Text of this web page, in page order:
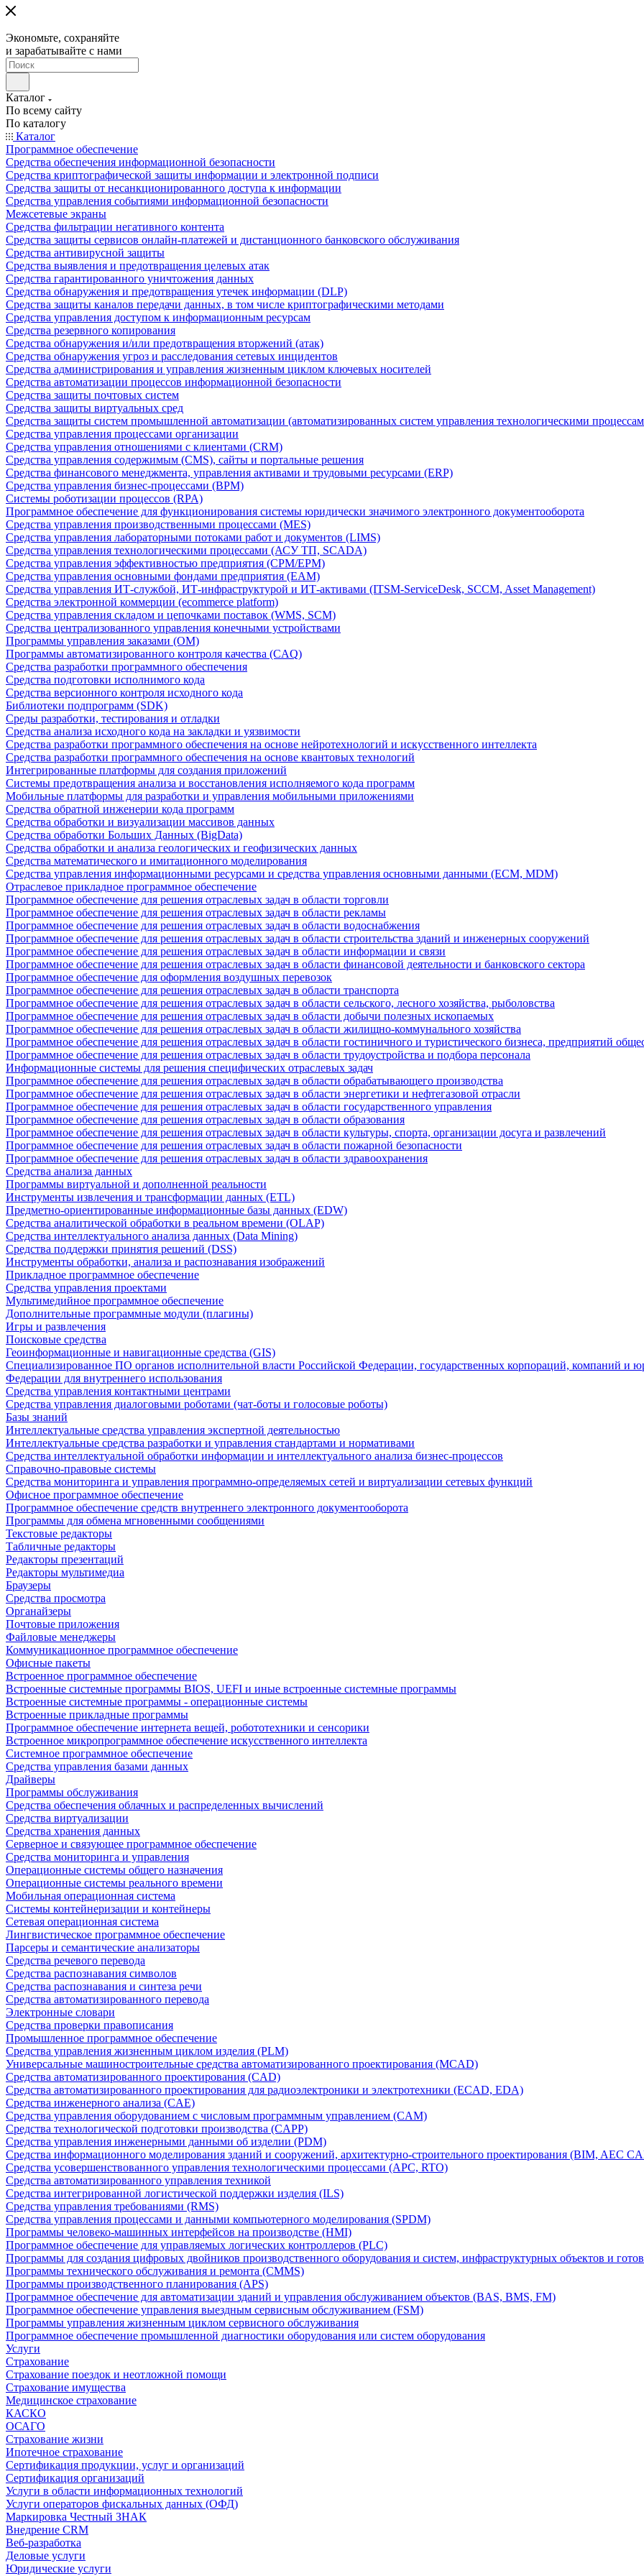
Экономьте, сохраняйте
и зарабатывайте с нами
Каталог
По всему сайту
По каталогу
Каталог
Программное обеспечение
Средства обеспечения информационной безопасности
Средства криптографической защиты информации и электронной подписи
Средства защиты от несанкционированного доступа к информации
Средства управления событиями информационной безопасности
Межсетевые экраны
Средства фильтрации негативного контента
Средства защиты сервисов онлайн-платежей и дистанционного банковского обслуживания
Средства антивирусной защиты
Средства выявления и предотвращения целевых атак
Средства гарантированного уничтожения данных
Средства обнаружения и предотвращения утечек информации (DLP)
Средства защиты каналов передачи данных, в том числе криптографическими методами
Средства управления доступом к информационным ресурсам
Средства резервного копирования
Средства обнаружения и/или предотвращения вторжений (атак)
Средства обнаружения угроз и расследования сетевых инцидентов
Средства администрирования и управления жизненным циклом ключевых носителей
Средства автоматизации процессов информационной безопасности
Средства защиты почтовых систем
Средства защиты виртуальных сред
Средства защиты систем промышленной автоматизации (автоматизированных систем управления технологическими
Средства управления процессами организации
Средства управления отношениями с клиентами (CRM)
Средства управления содержимым (CMS), сайты и портальные решения
Средства финансового менеджмента, управления активами и трудовыми ресурсами (ERP)
Средства управления бизнес-процессами (BPM)
Системы роботизации процессов (RPA)
Программное обеспечение для функционирования системы юридически значимого электронного документооборота
Средства управления производственными процессами (MES)
Средства управления лабораторными потоками работ и документов (LIMS)
Средства управления технологическими процессами (АСУ ТП, SCADA)
Средства управления эффективностью предприятия (CPM/EPM)
Средства управления основными фондами предприятия (EAM)
Средства управления ИТ-службой, ИТ-инфраструктурой и ИТ-активами (ITSM-ServiceDesk, SCCM, Asset Management)
Средства электронной коммерции (ecommerce platform)
Средства управления складом и цепочками поставок (WMS, SCM)
Средства централизованного управления конечными устройствами
Программы управления заказами (OM)
Программы автоматизированного контроля качества (CAQ)
Средства разработки программного обеспечения
Средства подготовки исполнимого кода
Средства версионного контроля исходного кода
Библиотеки подпрограмм (SDK)
Среды разработки, тестирования и отладки
Средства анализа исходного кода на закладки и уязвимости
Средства разработки программного обеспечения на основе нейротехнологий и искусственного интеллекта
Средства разработки программного обеспечения на основе квантовых технологий
Интегрированные платформы для создания приложений
Системы предотвращения анализа и восстановления исполняемого кода программ
Мобильные платформы для разработки и управления мобильными приложениями
Средства обратной инженерии кода программ
Средства обработки и визуализации массивов данных
Средства обработки Больших Данных (BigData)
Средства обработки и анализа геологических и геофизических данных
Средства математического и имитационного моделирования
Средства управления информационными ресурсами и средства управления основными данными (ECM, MDM)
Отраслевое прикладное программное обеспечение
Программное обеспечение для решения отраслевых задач в области торговли
Программное обеспечение для решения отраслевых задач в области рекламы
Программное обеспечение для решения отраслевых задач в области водоснабжения
Программное обеспечение для решения отраслевых задач в области строительства зданий и инженерных сооружений
Программное обеспечение для решения отраслевых задач в области информации и связи
Программное обеспечение для решения отраслевых задач в области финансовой деятельности и банковского сектора
Программное обеспечение для оформления воздушных перевозок
Программное обеспечение для решения отраслевых задач в области транспорта
Программное обеспечение для решения отраслевых задач в области сельского, лесного хозяйства, рыболовства
Программное обеспечение для решения отраслевых задач в области добычи полезных ископаемых
Программное обеспечение для решения отраслевых задач в области жилищно-коммунального хозяйства
Программное обеспечение для решения отраслевых задач в области гостиничного и туристического бизнеса, предприятий
Программное обеспечение для решения отраслевых задач в области трудоустройства и подбора персонала
Информационные системы для решения специфических отраслевых задач
Программное обеспечение для решения отраслевых задач в области обрабатывающего производства
Программное обеспечение для решения отраслевых задач в области энергетики и нефтегазовой отрасли
Программное обеспечение для решения отраслевых задач в области государственного управления
Программное обеспечение для решения отраслевых задач в области образования
Программное обеспечение для решения отраслевых задач в области культуры, спорта, организации досуга и развлечений
Программное обеспечение для решения отраслевых задач в области пожарной безопасности
Программное обеспечение для решения отраслевых задач в области здравоохранения
Средства анализа данных
Программы виртуальной и дополненной реальности
Инструменты извлечения и трансформации данных (ETL)
Предметно-ориентированные информационные базы данных (EDW)
Средства аналитической обработки в реальном времени (OLAP)
Средства интеллектуального анализа данных (Data Mining)
Средства поддержки принятия решений (DSS)
Инструменты обработки, анализа и распознавания изображений
Прикладное программное обеспечение
Средства управления проектами
Мультимедийное программное обеспечение
Дополнительные программные модули (плагины)
Игры и развлечения
Поисковые средства
Геоинформационные и навигационные средства (GIS)
Специализированное ПО органов исполнительной власти Российской Федерации, государственных корпораций, компаний и
Федерации для внутреннего использования
Средства управления контактными центрами
Средства управления диалоговыми роботами (чат-боты и голосовые роботы)
Базы знаний
Интеллектуальные средства управления экспертной деятельностью
Интеллектуальные средства разработки и управления стандартами и нормативами
Средства интеллектуальной обработки информации и интеллектуального анализа бизнес-процессов
Справочно-правовые системы
Средства мониторинга и управления программно-определяемых сетей и виртуализации сетевых функций
Офисное программное обеспечение
Программное обеспечение средств внутреннего электронного документооборота
Программы для обмена мгновенными сообщениями
Текстовые редакторы
Табличные редакторы
Редакторы презентаций
Редакторы мультимедиа
Браузеры
Средства просмотра
Органайзеры
Почтовые приложения
Файловые менеджеры
Коммуникационное программное обеспечение
Офисные пакеты
Встроенное программное обеспечение
Встроенные системные программы BIOS, UEFI и иные встроенные системные программы
Встроенные системные программы - операционные системы
Встроенные прикладные программы
Программное обеспечение интернета вещей, робототехники и сенсорики
Встроенное микропрограммное обеспечение искусственного интеллекта
Системное программное обеспечение
Средства управления базами данных
Драйверы
Программы обслуживания
Средства обеспечения облачных и распределенных вычислений
Средства виртуализации
Средства хранения данных
Серверное и связующее программное обеспечение
Средства мониторинга и управления
Операционные системы общего назначения
Операционные системы реального времени
Мобильная операционная система
Системы контейнеризации и контейнеры
Сетевая операционная система
Лингвистическое программное обеспечение
Парсеры и семантические анализаторы
Средства речевого перевода
Средства распознавания символов
Средства распознавания и синтеза речи
Средства автоматизированного перевода
Электронные словари
Средства проверки правописания
Промышленное программное обеспечение
Средства управления жизненным циклом изделия (PLM)
Универсальные машиностроительные средства автоматизированного проектирования (MCAD)
Средства автоматизированного проектирования (CAD)
Средства автоматизированного проектирования для радиоэлектроники и электротехники (ECAD, EDA)
Средства инженерного анализа (CAE)
Средства управления оборудованием с числовым программным управлением (CAM)
Средства технологической подготовки производства (CAPP)
Средства управления инженерными данными об изделии (PDM)
Средства информационного моделирования зданий и сооружений, архитектурно-строительного проектирования (BIM, AEC
Средства усовершенствованного управления технологическими процессами (APC, RTO)
Средства автоматизированного управления техникой
Средства интегрированной логистической поддержки изделия (ILS)
Средства управления требованиями (RMS)
Средства управления процессами и данными компьютерного моделирования (SPDM)
Программы человеко-машинных интерфейсов на производстве (HMI)
Программное обеспечение для управляемых логических контроллеров (PLC)
Программы для создания цифровых двойников производственного оборудования и систем, инфраструктурных объектов и
Программы технического обслуживания и ремонта (CMMS)
Программы производственного планирования (APS)
Программное обеспечение для автоматизации зданий и управления обслуживанием объектов (BAS, BMS, FM)
Программное обеспечение управления выездным сервисным обслуживанием (FSM)
Программы управления жизненным циклом сервисного обслуживания
Программное обеспечение промышленной диагностики оборудования или систем оборудования
Услуги
Страхование
Страхование поездок и неотложной помощи
Страхование имущества
Медицинское страхование
КАСКО
ОСАГО
Страхование жизни
Ипотечное страхование
Сертификация продукции, услуг и организаций
Сертификация организаций
Услуги в области информационных технологий
Услуги операторов фискальных данных (ОФД)
Маркировка Честный ЗНАК
Внедрение CRM
Веб-разработка
Деловые услуги
Юридические услуги